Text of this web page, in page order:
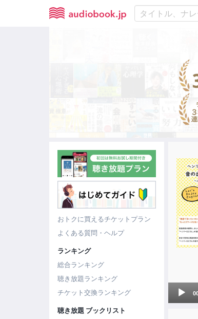
おトクに買えるチケットプラン
よくある質問・ヘルプ
ランキング
総合ランキング
聴き放題ランキング
チケット交換ランキング
聴き放題 ブックリスト
Audio